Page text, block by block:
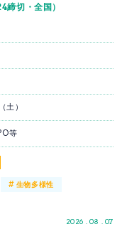
切・全国）
2026 . 08 . 07
土）
等
# 生物多様性